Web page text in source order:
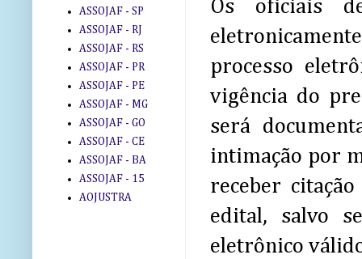
Os oficiais
processo
vigência do
será
intimação por
receber
edital, salvo
eletrônico
ASSOJAF - SP
ASSOJAF - RJ
ASSOJAF - RS
ASSOJAF - PR
ASSOJAF - PE
ASSOJAF - MG
ASSOJAF - GO
ASSOJAF - CE
ASSOJAF - BA
ASSOJAF - 15
AOJUSTRA